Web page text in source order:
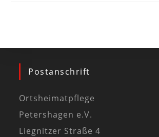
Postanschrift
Ortsheimatpflege
Petershagen e.V.
Liegnitzer Straße 4